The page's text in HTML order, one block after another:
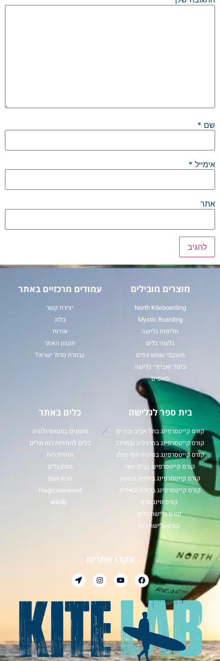
שם *
אימייל *
אתר
מוצרים מובילים
North Kiteboarding
Mystic Boarding
חליפות גלישה
גלשני גלים
משקפי שמש צפים
ביגוד ואביזרי גלישה
סאפים
עמודים מרכזיים באתר
יצירת קשר
בלוג
אודות
תקנון האתר
נבחרת נורת' ישראל
בית ספר לגלישה
קורס קייטסרפינג בתל אביב ובת ים
קורס קייטסרפינג בהרצליה ובמרכז
קורס קייטסרפינג בנתניה חוף פולג
קורס קייטסרפינג בבית ינאי
קורס קייטסרפינג בחיפה ובצפון
קורס קייטסרפינג בכנרת ובאילת
קורס ווינג סרף
קורס גלישת גלים
קורס גלישת רוח
כלים באתר
מושגים במטאורולוגיה
כלים לתחזיות רוח וגלים
תחזית רוח
מפת גלים
מכמ גשם
magicseaweed
windy
עקבו אחרינו